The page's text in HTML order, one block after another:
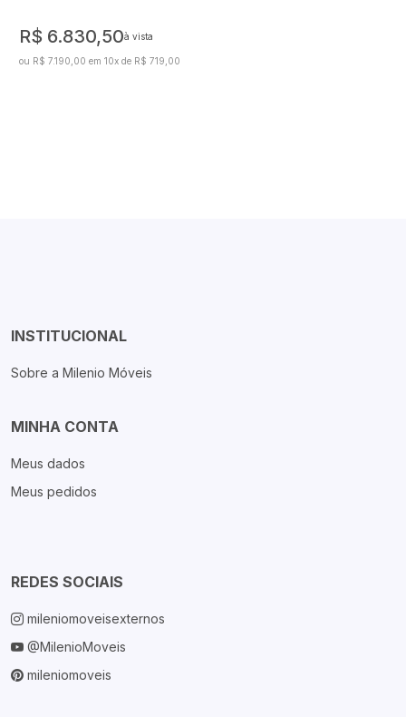
R$ 6.830,50à vista
ou R$ 7.190,00 em 10x de R$ 719,00
INSTITUCIONAL
Sobre a Milenio Móveis
MINHA CONTA
Meus dados
Meus pedidos
REDES SOCIAIS
mileniomoveisexternos
@MilenioMoveis
mileniomoveis